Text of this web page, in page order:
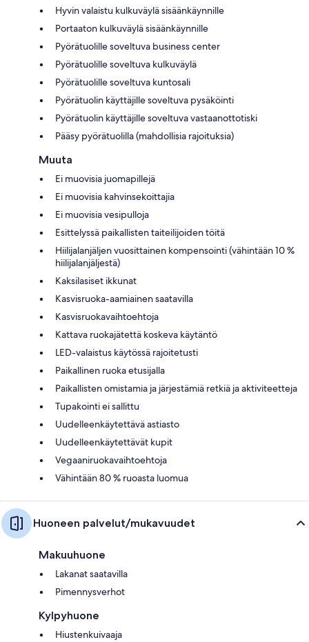
Hyvin valaistu kulkuväylä sisäänkäynnille
Portaaton kulkuväylä sisäänkäynnille
Pyörätuolille soveltuva business center
Pyörätuolille soveltuva kulkuväylä
Pyörätuolille soveltuva kuntosali
Pyörätuolin käyttäjille soveltuva pysäköinti
Pyörätuolin käyttäjille soveltuva vastaanottotiski
Pääsy pyörätuolilla (mahdollisia rajoituksia)
Muuta
Ei muovisia juomapillejä
Ei muovisia kahvinsekoittajia
Ei muovisia vesipulloja
Esittelyssä paikallisten taiteilijoiden töitä
Hiilijalanjäljen vuosittainen kompensointi (vähintään 10 %
hiilijalanjäljestä)
Kaksilasiset ikkunat
Kasvisruoka-aamiainen saatavilla
Kasvisruokavaihtoehtoja
Kattava ruokajätettä koskeva käytäntö
LED-valaistus käytössä rajoitetusti
Paikallinen ruoka etusijalla
Paikallisten omistamia ja järjestämiä retkiä ja aktiviteetteja
Tupakointi ei sallittu
Uudelleenkäytettävä astiasto
Uudelleenkäytettävät kupit
Vegaaniruokavaihtoehtoja
Vähintään 80 % ruoasta luomua
Huoneen palvelut/mukavuudet
Makuuhuone
Lakanat saatavilla
Pimennysverhot
Kylpyhuone
Hiustenkuivaaja